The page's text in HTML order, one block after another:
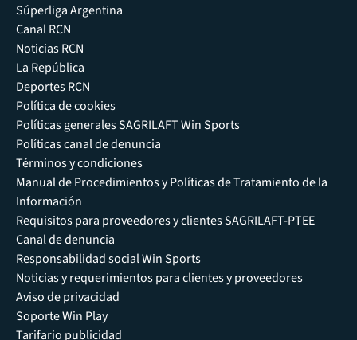
Súperliga Argentina
Canal RCN
Noticias RCN
La República
Deportes RCN
Política de cookies
Políticas generales SAGRILAFT Win Sports
Políticas canal de denuncia
Términos y condiciones
Manual de Procedimientos y Políticas de Tratamiento de la
Información
Requisitos para proveedores y clientes SAGRILAFT-PTEE
Canal de denuncia
Responsabilidad social Win Sports
Noticias y requerimientos para clientes y proveedores
Aviso de privacidad
Soporte Win Play
Tarifario publicidad